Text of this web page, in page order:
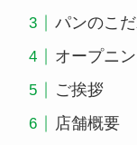
パンのこ
オープニ
ご挨拶
店舗概要